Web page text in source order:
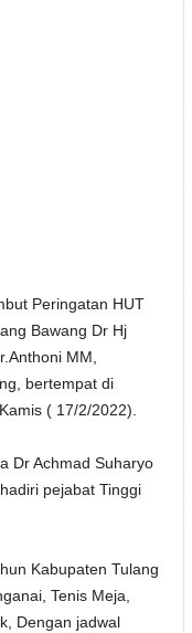
Peringatan HUT
Bawang Dr Hj
MM,
bertempat di
( 17/2/2022).
Dr Achmad Suharyo
pejabat Tinggi
Kabupaten Tulang
Tenis Meja,
Dengan jadwal